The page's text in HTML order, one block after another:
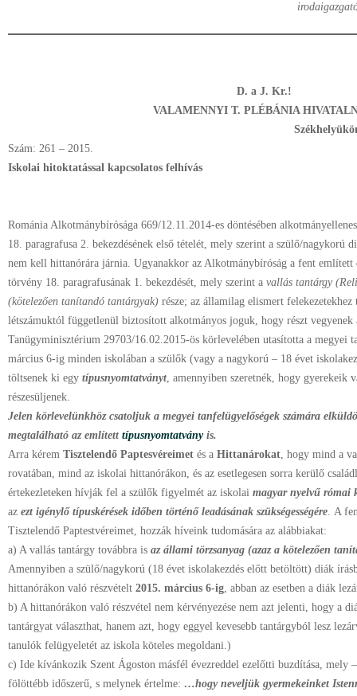
D. a J. Kr.!
VALAMENNYI T. PLÉBÁNIA
Szám: 261 – 2015.
Iskolai hitoktatással kapcsolatos felhívás
Románia Alkotmánybírósága 669/12.11.2014-es döntésében
18. paragrafusa 2. bekezdésének első tételét, mely szerint a szülő/nagykorú
nem kell hittanórára járnia. Ugyanakkor az Alkotmánybíróság a fent említett
törvény 18. paragrafusának 1. bekezdését, mely szerint a vallás tantárgy
(kötelezően tanítandó tantárgyak) része; az államilag elismert felekezetekhez
létszámuktól függetlenül biztosított alkotmányos joguk, hogy részt
Tanügyminisztérium 29703/16.02.2015-ös körlevelében utasította a megyei
március 6-ig minden iskolában a szülők (vagy a nagykorú – 18 évet
töltsenek ki egy típusnyomtatványt, amennyiben szeretnék, hogy gyerekeik
részesüljenek.
Jelen körlevelünkhöz csatoljuk a megyei tanfelügyelőségek számára
megtalálható az említett típusnyomtatványis.
Arra kérem Tisztelendő Paptesvéreimet és a Hittanárokat, hogy mind a
rovatában, mind az iskolai hittanórákon, és az esetlegesen sorra kerülő
értekezleteken hívják fel a szülők figyelmét az iskolai magyar nyelvű római
az ezt igénylő típuskérések időben történő leadásának szükségességére. A
Tisztelendő Paptestvéreimet, hozzák híveink tudomására az alábbiakat:
a) A vallás tantárgy továbbra is az állami törzsanyag (azaz a kötelezően
Amennyiben a szülő/nagykorú (18 évet iskolakezdés előtt betöltött) diák
hittanórákon való részvételt 2015. március 6-ig, abban az esetben a diák
b) A hittanórákon való részvétel nem kérvényezése nem azt jelenti, hogy a
tantárgyat választhat, hanem azt, hogy eggyel kevesebb tantárgyból lesz
tanulók felügyeletét az iskola köteles megoldani.)
c) Ide kívánkozik Szent Ágoston másfél évezreddel ezelőtti buzdítása, mely
fölöttébb időszerű, s melynek értelme: …hogy neveljük gyermekeinket